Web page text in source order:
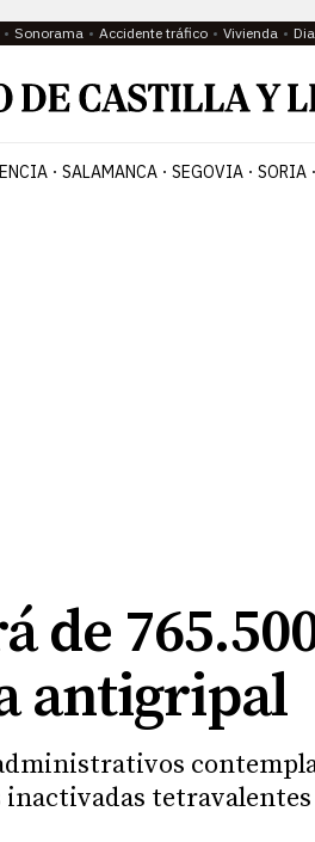
Sonorama Accidente tráfico Vivienda
SALAMANCA SEGOVIA SORIA
de
antigripal